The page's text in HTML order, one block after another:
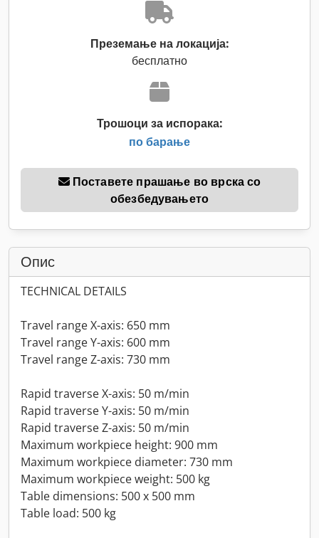
Преземање на локација:
бесплатно
Трошоци за испорака:
по барање
Поставете прашање во врска со
обезбедувањето
Опис
TECHNICAL DETAILS
Travel range X-axis: 650 mm
Travel range Y-axis: 600 mm
Travel range Z-axis: 730 mm
Rapid traverse X-axis: 50 m/min
Rapid traverse Y-axis: 50 m/min
Rapid traverse Z-axis: 50 m/min
Maximum workpiece height: 900 mm
Maximum workpiece diameter: 730 mm
Maximum workpiece weight: 500 kg
Table dimensions: 500 x 500 mm
Table load: 500 kg